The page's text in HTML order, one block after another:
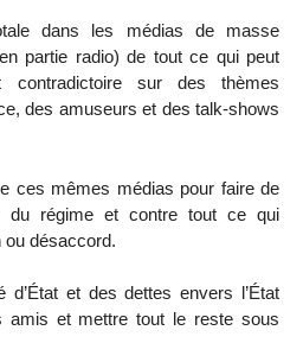
dans les médias de masse
partie radio) de tout ce qui peut
contradictoire sur des thèmes
des amuseurs et des talk-shows
ces mêmes médias pour faire de
du régime et contre tout ce qui
ou désaccord.
d’État et des dettes envers l’État
amis et mettre tout le reste sous